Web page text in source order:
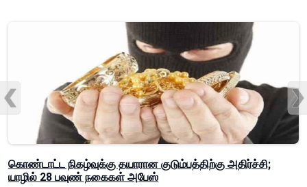
கொண்டாட்ட நிகழ்வுக்கு தயாரான குடும்பத்திற்கு அதிர்ச்சி;
யாழில் 28 பவுண் நகைகள் அபேஸ்